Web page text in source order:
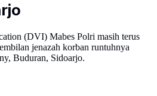
(DVI) Mabes Polri masih terus
jenazah korban runtuhnya
Buduran, Sidoarjo.